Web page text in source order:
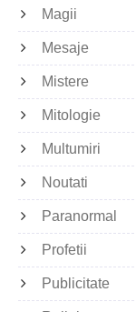
Magii
Mesaje
Mistere
Mitologie
Multumiri
Noutati
Paranormal
Profetii
Publicitate